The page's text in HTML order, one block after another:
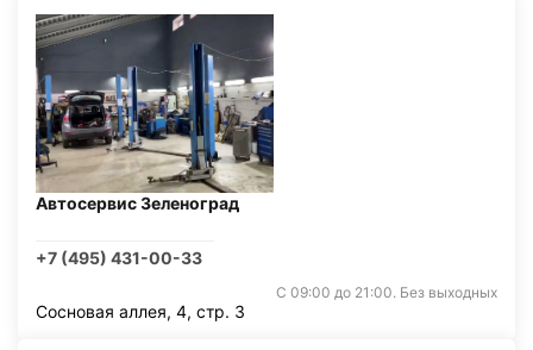
Автосервис Зеленоград
+7 (495) 431-00-33
С 09:00 до 21:00. Без выходных
Сосновая аллея, 4, стр. 3